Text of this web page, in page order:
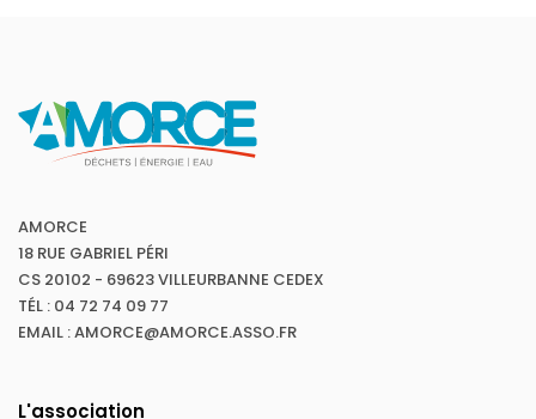
AMORCE
18 RUE GABRIEL PÉRI
CS 20102 - 69623 VILLEURBANNE CEDEX
TÉL : 04 72 74 09 77
EMAIL : AMORCE@AMORCE.ASSO.FR
L'association